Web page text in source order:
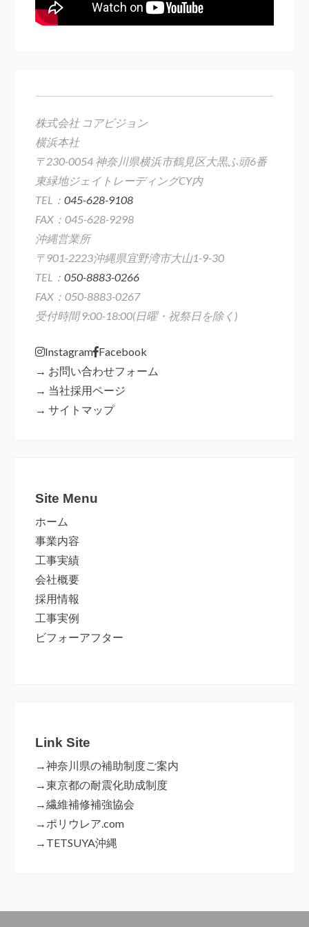
株式会社 コアビジョン
横浜本社
〒230-0054 神奈川県横浜市鶴見区大黒ふ頭6番
東緑地ジェイトレーディングCY内
TEL： 045-628-9108
FAX：045-628-9298
沖縄営業所
〒901-2223沖縄県宜野湾市大山1-9-30
TEL： 050-8883-0266
FAX：050-8883-0267
受付時間 9:00-18:00(日曜・祝祭日を除く)
Instagram Facebook
→ お問い合わせフォーム
→ 当社採用ページ
→ サイトマップ
Site Menu
ホーム
事業内容
工事実績
会社概要
採用情報
工事実例
ビフォーアフター
Link Site
→神奈川県の補助制度ご案内
→東京都の耐震化助成制度
→繊維補修補強協会
→ポリウレア.com
→TETSUYA沖縄